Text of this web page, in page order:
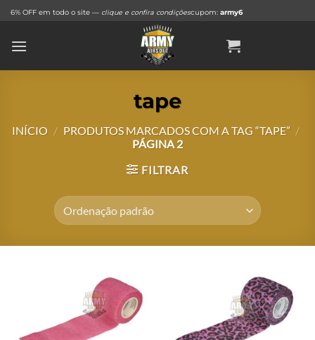
Skip
content
6% OFF em todo o site — clique e confira condiçõescupom: army6
tape
INÍCIO / PRODUTOS MARCADOS COM A TAG “TAPE” /
PÁGINA 2
FILTRAR